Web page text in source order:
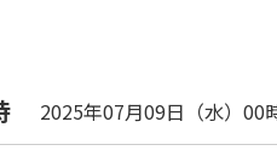
2025年07月09日（水）00